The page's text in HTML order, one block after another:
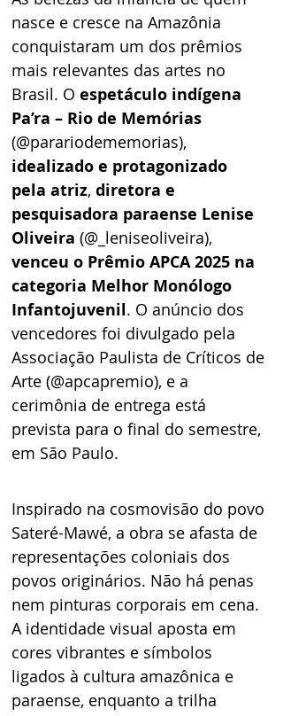
nasce e cresce na Amazônia
conquistaram um dos prêmios
mais relevantes das artes no
Brasil. O espetáculo indígena
Pa’ra – Rio de Memórias
(@parariodememorias),
idealizado e protagonizado
pela atriz, diretora e
pesquisadora paraense Lenise
Oliveira (@_leniseoliveira),
venceu o Prêmio APCA 2025 na
categoria Melhor Monólogo
Infantojuvenil. O anúncio dos
vencedores foi divulgado pela
Associação Paulista de Críticos de
Arte (@apcapremio), e a
cerimônia de entrega está
prevista para o final do semestre,
em São Paulo.
Inspirado na cosmovisão do povo
Sateré-Mawé, a obra se afasta de
representações coloniais dos
povos originários. Não há penas
nem pinturas corporais em cena.
A identidade visual aposta em
cores vibrantes e símbolos
ligados à cultura amazônica e
paraense, enquanto a trilha